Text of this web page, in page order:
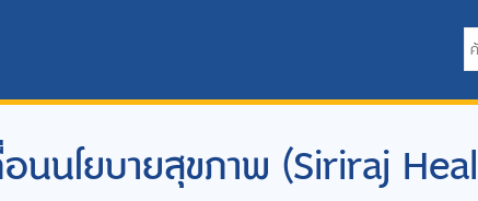
นนโยบายสุขภาพ (Siriraj